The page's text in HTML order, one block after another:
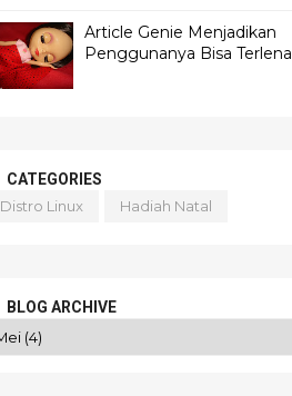
Article Genie Menjadikan
Penggunanya Bisa Terlena
CATEGORIES
Distro Linux
Hadiah Natal
BLOG ARCHIVE